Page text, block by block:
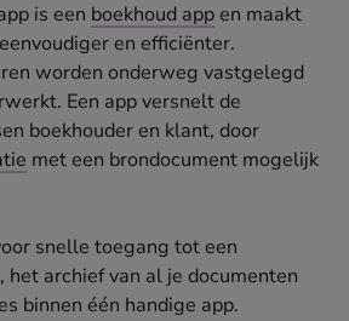
is een boekhoud appen maakt
en efficiënter.
worden onderweg vastgelegd
Een app versnelt de
boekhouder en klant, door
met een brondocument mogelijk
snelle toegang tot een
het archief van al je documenten
binnen één handige app.